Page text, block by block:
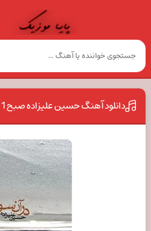
دانلود آهنگ حسین علیزاده صبح 1